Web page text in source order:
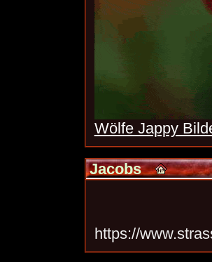
Wölfe Jappy
Jacobs
https://